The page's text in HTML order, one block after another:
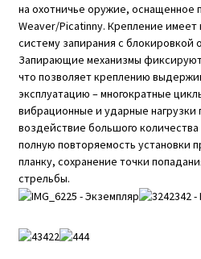
на охотничье оружие, оснащенное
Weaver/Picatinny. Крепление
систему запирания с блокировкой
Запирающие механизмы
что позволяет креплению
эксплуатацию – многократные
вибрационные и ударные нагрузки
воздействие большого
полную повторяемость установки
планку, сохранение точки
стрельбы.